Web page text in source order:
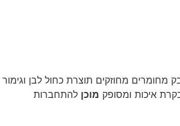
מחומרים מחוזקים תוצרת כחול לבן וגימור
איכות ומסופק מוכן להתחברות